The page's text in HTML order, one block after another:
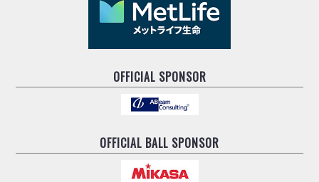
OFFICIAL SPONSOR
OFFICIAL BALL SPONSOR